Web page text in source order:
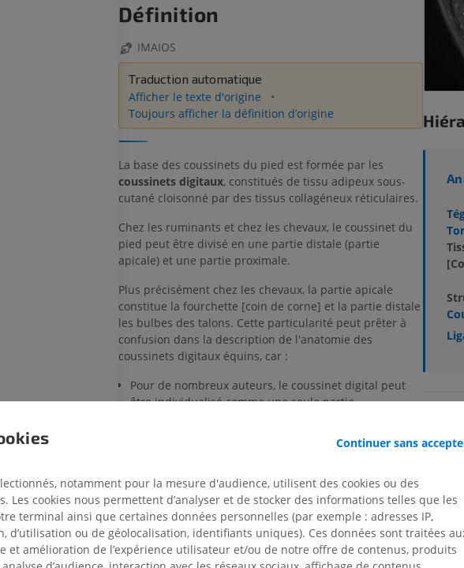
Définition
IMAIOS
Traduction automatique
Afficher le texte d'origine
Toujours afficher la définition d’origine
La base des coussinets du pied est formée par les
coussinets digitaux, constitués de tissu adipeux sous-
cutané cloisonné par des tissus collagéneux réticulaires.
Chez les ruminants et chez les chevaux, le coussinet du
pied peut être divisé en une partie distale (partie
apicale) et une partie proximale.
Plus précisément chez les chevaux, la partie apicale
constitue la fourchette [coin de corne] et la partie distale
les bulbes des talons. Cette particularité peut prêter à
confusion dans la description de l'anatomie des
coussinets digitaux équins, car :
Pour de nombreux auteurs, le coussinet digital peut
être individualisé comme une seule partie
est considéré comme une couche sous-cutanée, et est
inclus séparément dans la fourchette [coin de corne]
(Subcutaneous tissue of frog [Cuneal part of digital
cushion]) et dans le torus digitalis (Pars torica pulvini
digitalis ; Bulbar part [Toric part] of digital cushion).
CHEVAL
Cheval - Ostéologie
Illustrations
SOURIS
Souris - Corps entier
TDM
Continuer sans
notamment pour la mesure d'audience, utilisent des cookies ou des
Les cookies nous permettent d’analyser et de stocker des informations telles que les
terminal ainsi que certaines données personnelles (par exemple : adresses IP,
d’utilisation ou de géolocalisation, identifiants uniques). Ces données sont traitées
et amélioration de l’expérience utilisateur et/ou de notre offre de contenus, produits